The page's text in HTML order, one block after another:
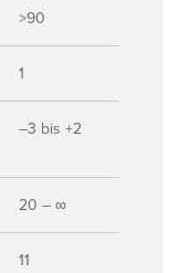
>90
1
–3 bis +2
20 – ∞
11